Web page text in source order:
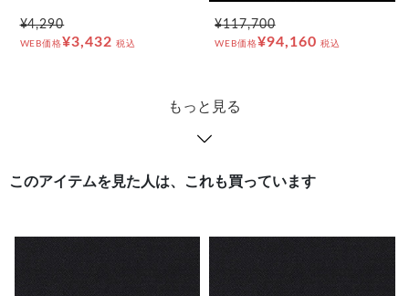
¥4,290
WEB価格¥3,432 税込
¥117,700
WEB価格¥94,160 税込
もっと見る
このアイテムを見た人は、これも買っています